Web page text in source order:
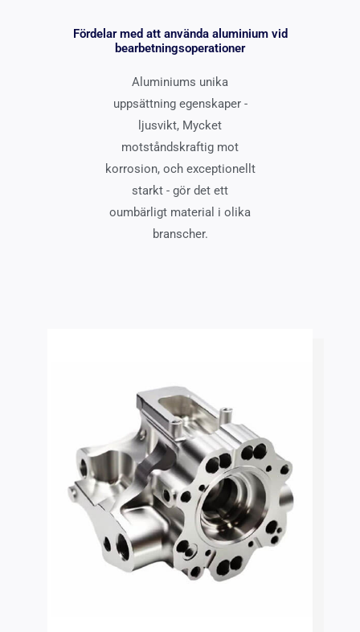
Fördelar med att använda aluminium vid
bearbetningsoperationer
Aluminiums unika
uppsättning egenskaper -
ljusvikt, Mycket
motståndskraftig mot
korrosion, och exceptionellt
starkt - gör det ett
oumbärligt material i olika
branscher.